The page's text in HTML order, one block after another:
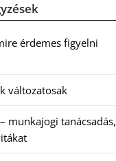
érdemes figyelni
változatosak
munkajogi tanácsadás,